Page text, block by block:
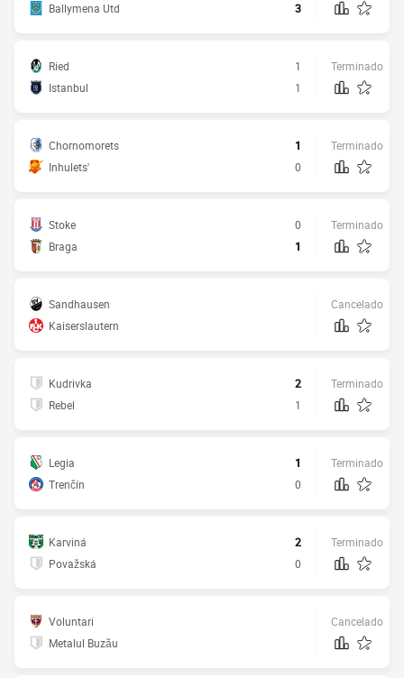
Ballymena Utd
3
Ried
1
Istanbul
1
Terminado
Chornomorets
1
Inhulets'
0
Terminado
Stoke
0
Braga
1
Terminado
Sandhausen
Kaiserslautern
Cancelado
Kudrivka
2
Rebel
1
Terminado
Legia
1
Trenčín
0
Terminado
Karviná
2
Považská
0
Terminado
Voluntari
Metalul Buzău
Cancelado